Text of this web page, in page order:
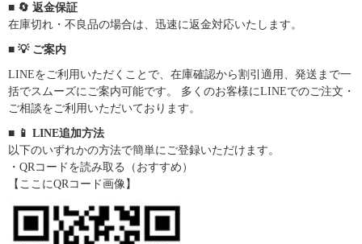
■ 🔄 返金保証
在庫切れ・不良品の場合は、迅速に返金対応いたします。
■ 💡 ご案内
LINEをご利用いただくことで、在庫確認から割引適用、発送まで一
括でスムーズにご案内可能です。 多くのお客様にLINEでのご注文・
ご相談をご利用いただいております。
■ 📱 LINE追加方法
以下のいずれかの方法で簡単にご登録いただけます。
・QRコードを読み取る（おすすめ）
【ここにQRコード画像】